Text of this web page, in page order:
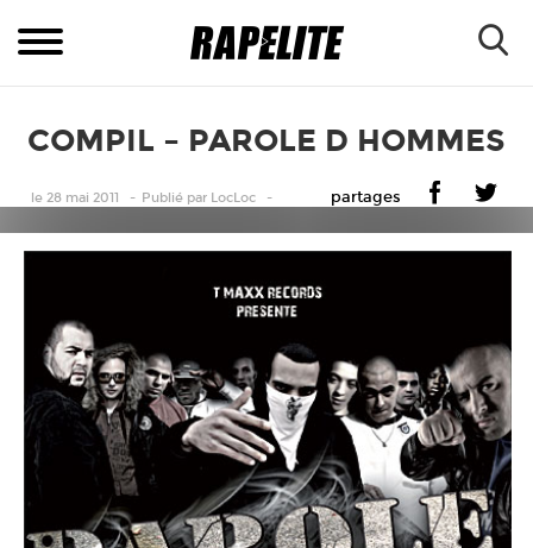
COMPIL – PAROLE D HOMMES
le 28 mai 2011 Publiépar LocLoc partages